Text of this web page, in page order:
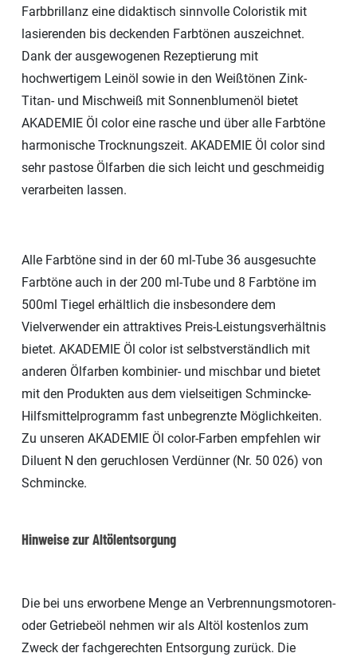
Farbbrillanz eine didaktisch sinnvolle Coloristik mit
lasierenden bis deckenden Farbtönen auszeichnet.
Dank der ausgewogenen Rezeptierung mit
hochwertigem Leinöl sowie in den Weißtönen Zink-
Titan- und Mischweiß mit Sonnenblumenöl bietet
AKADEMIE Öl color eine rasche und über alle Farbtöne
harmonische Trocknungszeit. AKADEMIE Öl color sind
sehr pastose Ölfarben die sich leicht und geschmeidig
verarbeiten lassen.
Alle Farbtöne sind in der 60 ml-Tube 36 ausgesuchte
Farbtöne auch in der 200 ml-Tube und 8 Farbtöne im
500ml Tiegel erhältlich die insbesondere dem
Vielverwender ein attraktives Preis-Leistungsverhältnis
bietet. AKADEMIE Öl color ist selbstverständlich mit
anderen Ölfarben kombinier- und mischbar und bietet
mit den Produkten aus dem vielseitigen Schmincke-
Hilfsmittelprogramm fast unbegrenzte Möglichkeiten.
Zu unseren AKADEMIE Öl color-Farben empfehlen wir
Diluent N den geruchlosen Verdünner (Nr. 50 026) von
Schmincke.
Hinweise zur Altölentsorgung
Die bei uns erworbene Menge an Verbrennungsmotoren-
oder Getriebeöl nehmen wir als Altöl kostenlos zum
Zweck der fachgerechten Entsorgung zurück. Die